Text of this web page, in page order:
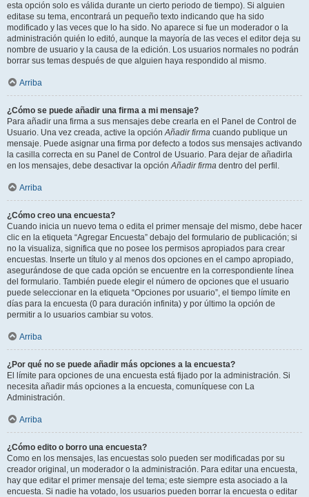
esta opción solo es válida durante un cierto periodo de tiempo). Si alguien
editase su tema, encontrará un pequeño texto indicando que ha sido
modificado y las veces que lo ha sido. No aparece si fue un moderador o la
administración quién lo editó, aunque la mayoría de las veces el editor deja su
nombre de usuario y la causa de la edición. Los usuarios normales no podrán
borrar sus temas después de que alguien haya respondido al mismo.
Arriba
¿Cómo se puede añadir una firma a mi mensaje?
Para añadir una firma a sus mensajes debe crearla en el Panel de Control de
Usuario. Una vez creada, active la opciónAñadir firma cuando publique un
mensaje. Puede asignar una firma por defecto a todos sus mensajes activando
la casilla correcta en su Panel de Control de Usuario. Para dejar de añadirla
en los mensajes, debe desactivar la opciónAñadir firma dentro del perfil.
Arriba
¿Cómo creo una encuesta?
Cuando inicia un nuevo tema o edita el primer mensaje del mismo, debe hacer
clic en la etiqueta “Agregar Encuesta” debajo del formulario de publicación; si
no la visualiza, significa que no posee los permisos apropiados para crear
encuestas. Inserte un título y al menos dos opciones en el campo apropiado,
asegurándose de que cada opción se encuentre en la correspondiente línea
del formulario. También puede elegir el número de opciones que el usuario
puede seleccionar en la etiqueta “Opciones por usuario”, el tiempo límite en
días para la encuesta (0 para duración infinita) y por último la opción de
permitir a lo usuarios cambiar su votos.
Arriba
¿Por qué no se puede añadir más opciones a la encuesta?
El límite para opciones de una encuesta está fijado por la administración. Si
necesita añadir más opciones a la encuesta, comuníquese con La
Administración.
Arriba
¿Cómo edito o borro una encuesta?
Como en los mensajes, las encuestas solo pueden ser modificadas por su
creador original, un moderador o la administración. Para editar una encuesta,
hay que editar el primer mensaje del tema; este siempre esta asociado a la
encuesta. Si nadie ha votado, los usuarios pueden borrar la encuesta o editar